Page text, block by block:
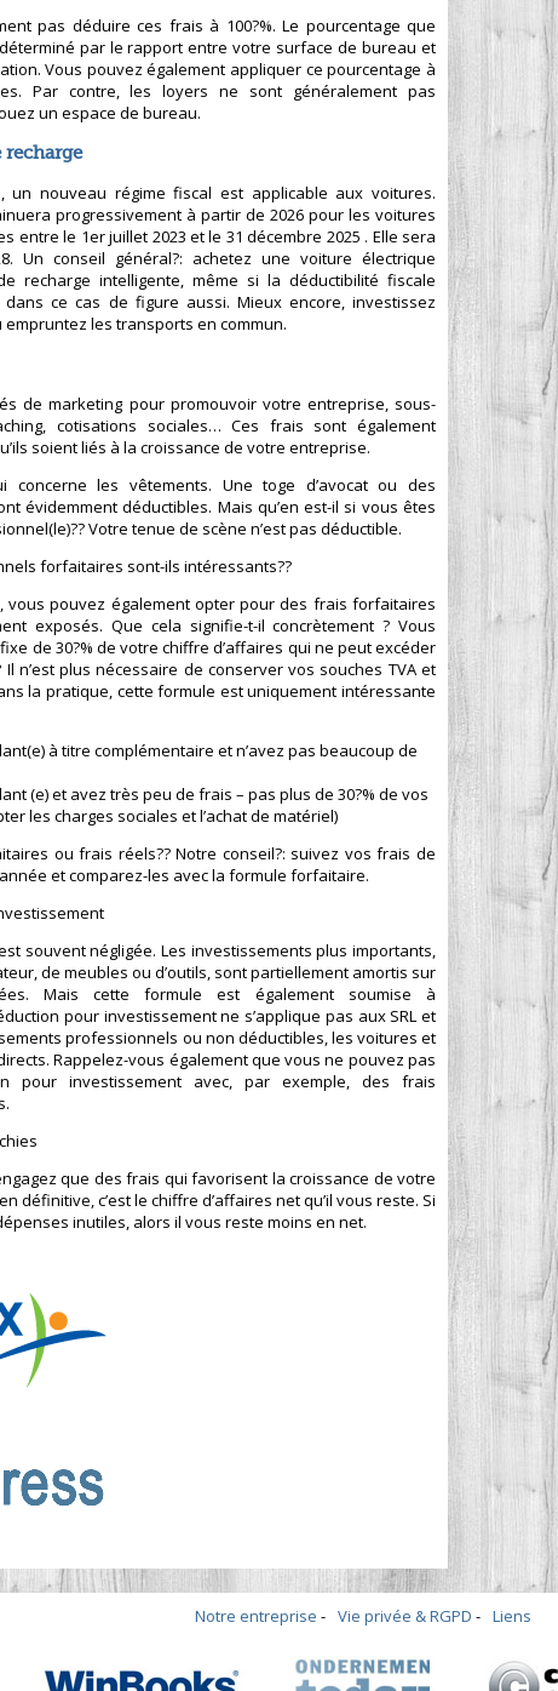
pas déduire ces frais à 100?%. Le pourcentage que
par le rapport entre votre surface de bureau et
Vous pouvez également appliquer ce pourcentage à
Par contre, les loyers ne sont généralement pas
un espace de bureau.
recharge
un nouveau régime fiscal est applicable aux voitures.
progressivement à partir de 2026 pour les voitures
entre le 1er juillet 2023 et le 31 décembre 2025 . Elle sera
Un conseil général?: achetez une voiture électrique
recharge intelligente, même si la déductibilité fiscale
dans ce cas de figure aussi. Mieux encore, investissez
les transports en commun.
de marketing pour promouvoir votre entreprise, sous-
cotisations sociales… Ces frais sont également
soient liés à la croissance de votre entreprise.
les vêtements. Une toge d’avocat ou des
évidemment déductibles. Mais qu’en est-il si vous êtes
Votre tenue de scène n’est pas déductible.
forfaitaires sont-ils intéressants??
vous pouvez également opter pour des frais forfaitaires
exposés. Que cela signifie-t-il concrètement ? Vous
de 30?% de votre chiffre d’affaires qui ne peut excéder
Il n’est plus nécessaire de conserver vos souches TVA et
la pratique, cette formule est uniquement intéressante
à titre complémentaire et n’avez pas beaucoup de
(e) et avez très peu de frais – pas plus de 30?% de vos
les charges sociales et l’achat de matériel)
ou frais réels?? Notre conseil?: suivez vos frais de
et comparez-les avec la formule forfaitaire.
souvent négligée. Les investissements plus importants,
de meubles ou d’outils, sont partiellement amortis sur
Mais cette formule est également soumise à
pour investissement ne s’applique pas aux SRL et
professionnels ou non déductibles, les voitures et
Rappelez-vous également que vous ne pouvez pas
pour investissement avec, par exemple, des frais
que des frais qui favorisent la croissance de votre
définitive, c’est le chiffre d’affaires net qu’il vous reste. Si
inutiles, alors il vous reste moins en net.
Notre entreprise Vie privée & RGPD Liens